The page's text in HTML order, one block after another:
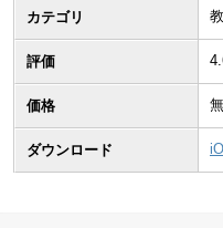
カテゴリ
評価
価格
ダウンロード